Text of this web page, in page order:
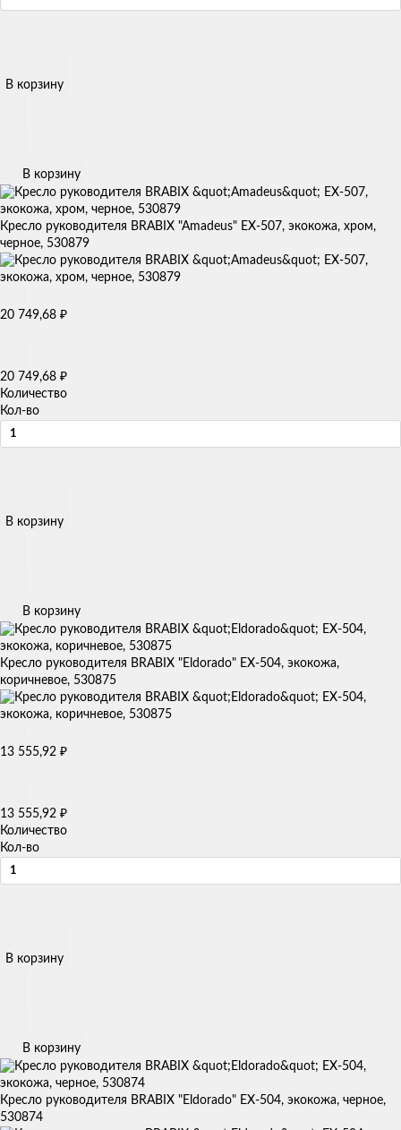
В корзину
В корзину
Кресло руководителя BRABIX "Amadeus" EX-507, экокожа, хром,
черное, 530879
20 749,68 ₽
20 749,68 ₽
Количество
Кол-во
В корзину
В корзину
Кресло руководителя BRABIX "Eldorado" EX-504, экокожа,
коричневое, 530875
13 555,92 ₽
13 555,92 ₽
Количество
Кол-во
В корзину
В корзину
Кресло руководителя BRABIX "Eldorado" EX-504, экокожа, черное,
530874